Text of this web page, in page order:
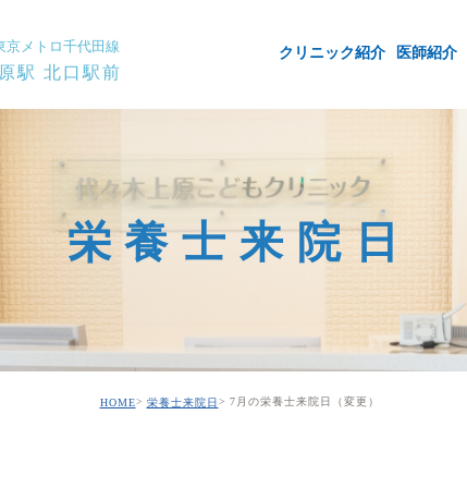
京メトロ千代田線
駅 北口駅前
クリニック紹介 医師紹介
栄養士来院日
HOME 栄養士来院日 7月の栄養士来院日（変更）